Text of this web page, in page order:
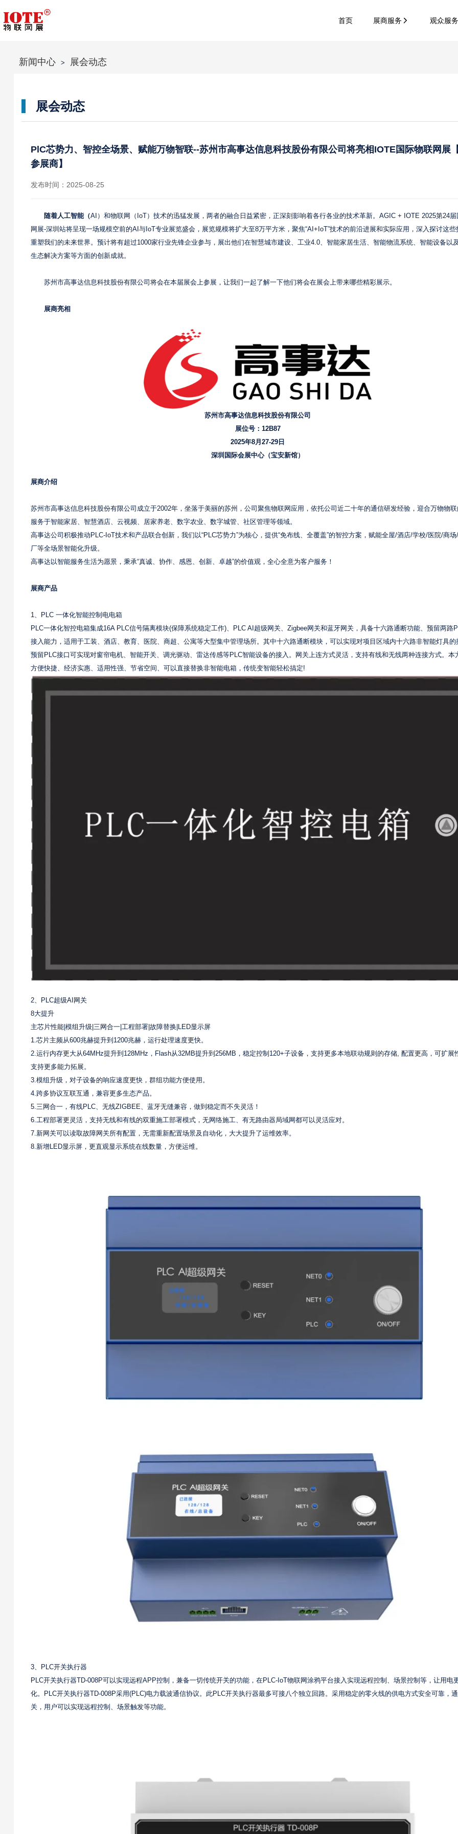
首页 展商服务 观众服务
新闻中心 > 展会动态
展会动态
PlC芯势力、智控全场景、赋能万物智联--苏州市高事达信息科技股份有限公司将亮相IOTE国际物联网展
参展商】
发布时间：2025-08-25
随着人工智能（AI）和物联网（IoT）技术的迅猛发展，两者的融合日益紧密，正深刻影响着各行各业的技术革新。AGIC + IOTE 2025第24届
网展-深圳站将呈现一场规模空前的AI与IoT专业展览盛会，展览规模将扩大至8万平方米，聚焦“AI+IoT”技术的前沿进展和实际应用，深入探讨这些
重塑我们的未来世界。预计将有超过1000家行业先锋企业参与，展出他们在智慧城市建设、工业4.0、智能家居生活、智能物流系统、智能设备以
生态解决方案等方面的创新成就。
苏州市高事达信息科技股份有限公司将会在本届展会上参展，让我们一起了解一下他们将会在展会上带来哪些精彩展示。
展商亮相
苏州市高事达信息科技股份有限公司
展位号：12B87
2025年8月27-29日
深圳国际会展中心（宝安新馆）
展商介绍
苏州市高事达信息科技股份有限公司成立于2002年，坐落于美丽的苏州，公司聚焦物联网应用，依托公司近二十年的通信研发经验，迎合万物物联
服务于智能家居、智慧酒店、云视频、居家养老、数字农业、数字城管、社区管理等领域。
高事达公司积极推动PLC-IoT技术和产品联合创新，我们以“PLC芯势力”为核心，提供“免布线、全覆盖”的智控方案，赋能全屋/酒店/学校/医院/商
厂等全场景智能化升级。
高事达以智能服务生活为愿景，秉承“真诚、协作、感恩、创新、卓越”的价值观，全心全意为客户服务！
展商产品
1、PLC 一体化智能控制电电箱
PLC一体化智控电箱集成16A PLC信号隔离模块(保障系统稳定工作)、PLC AI超级网关、Zigbee网关和蓝牙网关，具备十六路通断功能、预留两路
接入能力，适用于工装、酒店、教育、医院、商超、公寓等大型集中管理场所。其中十六路通断模块，可以实现对项目区域内十六路非智能灯具的
预留PLC接口可实现对窗帘电机、智能开关、调光驱动、雷达传感等PLC智能设备的接入。网关上连方式灵活，支持有线和无线两种连接方式。本
方便快捷、经济实惠、适用性强、节省空间、可以直接替换非智能电箱，传统变智能轻松搞定!
2、PLC超级AI网关
8大提升
主芯片性能|模组升级|三网合一|工程部署|故障替换|LED显示屏
1.芯片主频从600兆赫提升到1200兆赫，运行处理速度更快。
2.运行内存更大从64MHz提升到128MHz，Flash从32MB提升到256MB，稳定控制120+子设备，支持更多本地联动规则的存储, 配置更高，可扩展
支持更多能力拓展。
3.模组升级，对子设备的响应速度更快，群组功能方便使用。
4.跨多协议互联互通，兼容更多生态产品。
5.三网合一，有线PLC、无线ZIGBEE、蓝牙无缝兼容，做到稳定而不失灵活！
6.工程部署更灵活，支持无线和有线的双重施工部署模式，无网络施工、有无路由器局域网都可以灵活应对。
7.新网关可以读取故障网关所有配置，无需重新配置场景及自动化，大大提升了运维效率。
8.新增LED显示屏，更直观显示系统在线数量，方便运维。
3、PLC开关执行器
PLC开关执行器TD-008P可以实现远程APP控制，兼备一切传统开关的功能，在PLC-IoT物联网涂鸦平台接入实现远程控制、场景控制等，让用电
化。PLC开关执行器TD-008P采用(PLC)电力载波通信协议。此PLC开关执行器最多可接八个独立回路。采用稳定的零火线的供电方式安全可靠，
关，用户可以实现远程控制、场景触发等功能。